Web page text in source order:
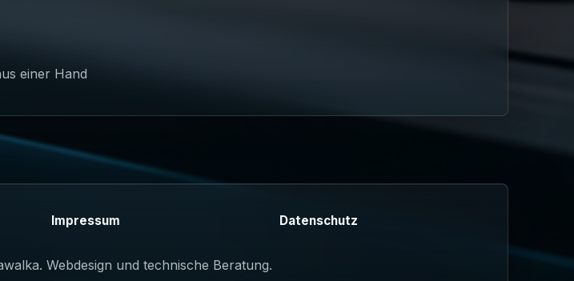
einer Hand
Impressum Datenschutz
Webdesign und technische Beratung.